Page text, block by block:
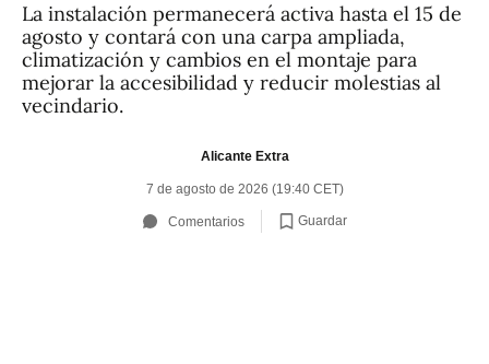
La instalación permanecerá activa hasta el 15 de
agosto y contará con una carpa ampliada,
climatización y cambios en el montaje para
mejorar la accesibilidad y reducir molestias al
vecindario.
Alicante Extra
7 de agosto de 2026 (19:40 CET)
Comentarios Guardar